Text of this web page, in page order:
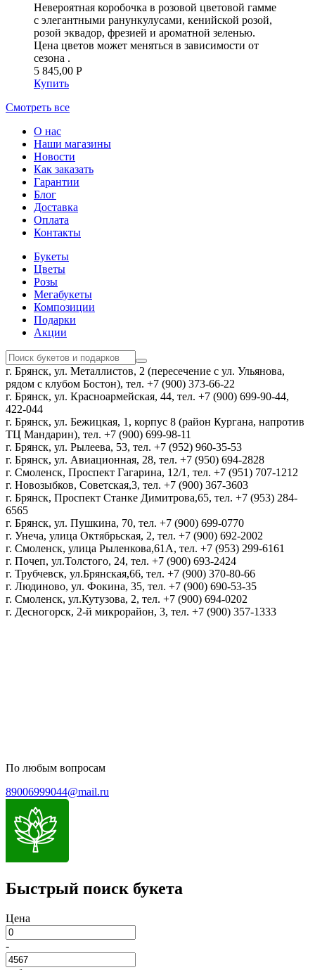
Невероятная коробочка в розовой цветовой гамме
с элегантными ранункулусами, кенийской розой,
розой эквадор, фрезией и ароматной зеленью.
Цена цветов может меняться в зависимости от
сезона .
5 845,00 Р
Купить
Смотреть все
О нас
Наши магазины
Новости
Как заказать
Гарантии
Блог
Доставка
Оплата
Контакты
Букеты
Цветы
Розы
Мегабукеты
Композиции
Подарки
Акции
г. Брянск, ул. Металлистов, 2 (пересечение с ул. Ульянова,
рядом с клубом Бостон), тел. +7 (900) 373-66-22
г. Брянск, ул. Красноармейская, 44, тел. +7 (900) 699-90-44,
422-044
г. Брянск, ул. Бежицкая, 1, корпус 8 (район Кургана, напротив
ТЦ Мандарин), тел. +7 (900) 699-98-11
г. Брянск, ул. Рылеева, 53, тел. +7 (952) 960-35-53
г. Брянск, ул. Авиационная, 28, тел. +7 (950) 694-2828
г. Смоленск, Проспект Гагарина, 12/1, тел. +7 (951) 707-1212
г. Новозыбков, Советская,3, тел. +7 (900) 367-3603
г. Брянск, Проспект Станке Димитрова,65, тел. +7 (953) 284-
6565
г. Брянск, ул. Пушкина, 70, тел. +7 (900) 699-0770
г. Унеча, улица Октябрьская, 2, тел. +7 (900) 692-2002
г. Смоленск, улица Рыленкова,61А, тел. +7 (953) 299-6161
г. Почеп, ул.Толстого, 24, тел. +7 (900) 693-2424
г. Трубчевск, ул.Брянская,66, тел. +7 (900) 370-80-66
г. Людиново, ул. Фокина, 35, тел. +7 (900) 690-53-35
г. Смоленск, ул.Кутузова, 2, тел. +7 (900) 694-0202
г. Десногорск, 2-й микрорайон, 3, тел. +7 (900) 357-1333
По любым вопросам
89006999044@mail.ru
Быстрый поиск букета
Цена
-